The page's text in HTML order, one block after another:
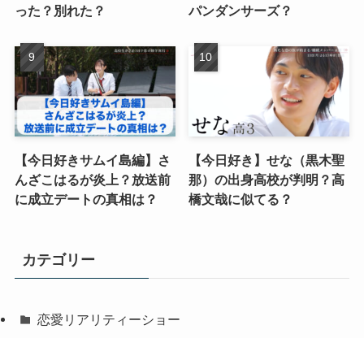
った？別れた？
パンダンサーズ？
【今日好きサムイ島編】さ
んざこはるが炎上？放送前
に成立デートの真相は？
【今日好き】せな（黒木聖
那）の出身高校が判明？高
橋文哉に似てる？
カテゴリー
恋愛リアリティーショー